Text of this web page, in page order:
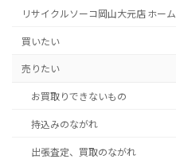
リサイクルソーコ岡山大元店 ホーム
買いたい
売りたい
お買取りできないもの
持込みのながれ
出張査定、買取のながれ